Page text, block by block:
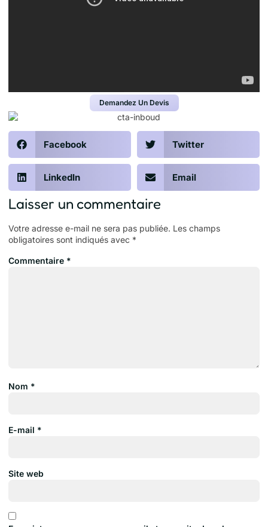
Demandez Un Devis
Facebook Twitter
LinkedIn Email
Laisser un commentaire
Votre adresse e-mail ne sera pas publiée. Les champs
obligatoires sont indiqués avec *
Commentaire *
Nom *
E-mail *
Site web